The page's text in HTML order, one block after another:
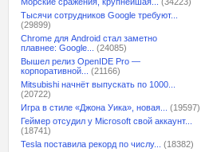
Тысячи сотрудников Google требуют...
(29899)
Chrome для Android стал заметно
плавнее: Google...
(24085)
Вышел релиз OpenIDE Pro —
корпоративной...
(21166)
Mitsubishi начнёт выпускать по 1000...
(20722)
Игра в стиле «Джона Уика», новая...
(19597)
Геймер отсудил у Microsoft свой аккаунт...
(18741)
Tesla поставила рекорд по числу...
(18382)